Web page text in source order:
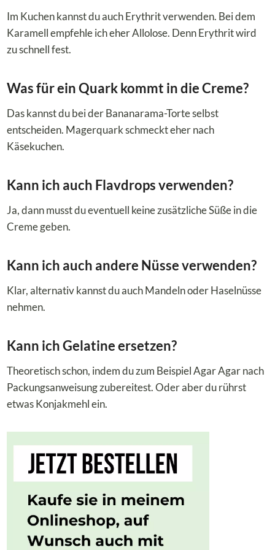
Im Kuchen kannst du auch Erythrit verwenden. Bei dem
Karamell empfehle ich eher Allolose. Denn Erythrit wird
zu schnell fest.
Was für ein Quark kommt in die Creme?
Das kannst du bei der Bananarama-Torte selbst
entscheiden. Magerquark schmeckt eher nach
Käsekuchen.
Kann ich auch Flavdrops verwenden?
Ja, dann musst du eventuell keine zusätzliche Süße in die
Creme geben.
Kann ich auch andere Nüsse verwenden?
Klar, alternativ kannst du auch Mandeln oder Haselnüsse
nehmen.
Kann ich Gelatine ersetzen?
Theoretisch schon, indem du zum Beispiel Agar Agar nach
Packungsanweisung zubereitest. Oder aber du rührst
etwas Konjakmehl ein.